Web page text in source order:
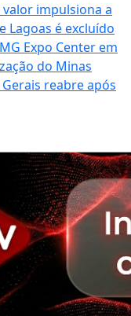
impulsiona a
Lagoas é excluído
Expo Center em
do Minas
reabre após